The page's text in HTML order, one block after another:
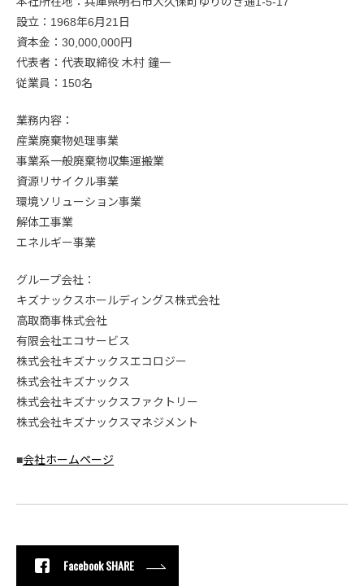
設立：1968年6月21日
資本金：30,000,000円
代表者：代表取締役 木村 鐘一
従業員：150名
業務内容：
産業廃棄物処理事業
事業系一般廃棄物収集運搬業
資源リサイクル事業
環境ソリューション事業
解体工事業
エネルギー事業
グループ会社：
キズナックスホールディングス株式会社
高取商事株式会社
有限会社エコサービス
株式会社キズナックスエコロジー
株式会社キズナックス
株式会社キズナックスファクトリー
株式会社キズナックスマネジメント
■会社ホームページ
Facebook SHARE